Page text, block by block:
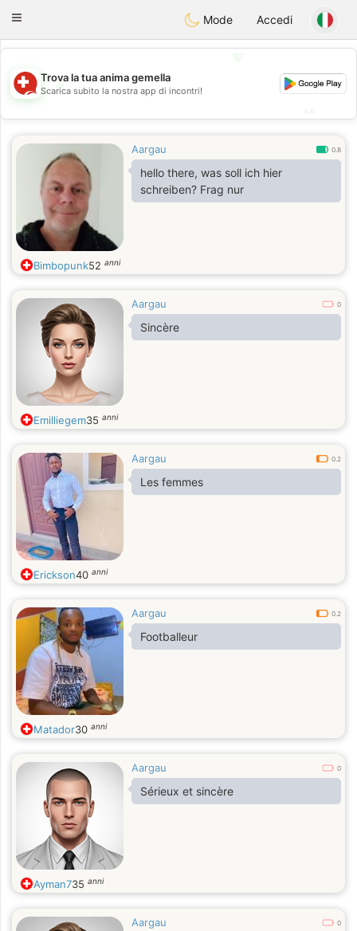
Suissi
Toggle
Mode Accedi
💖
💕
Trova la tua anima gemella
Scarica subito la nostra app di incontri!
Aargau 0.8
hello there, was soll ich hier
schreiben? Frag nur
Bimbopunk52 anni
Aargau 0
Sincère
Emilliegem35 anni
Aargau 0.2
Les femmes
Erickson40 anni
Aargau 0.2
Footballeur
Matador30 anni
Aargau 0
Sérieux et sincère
Ayman735 anni
Aargau 0